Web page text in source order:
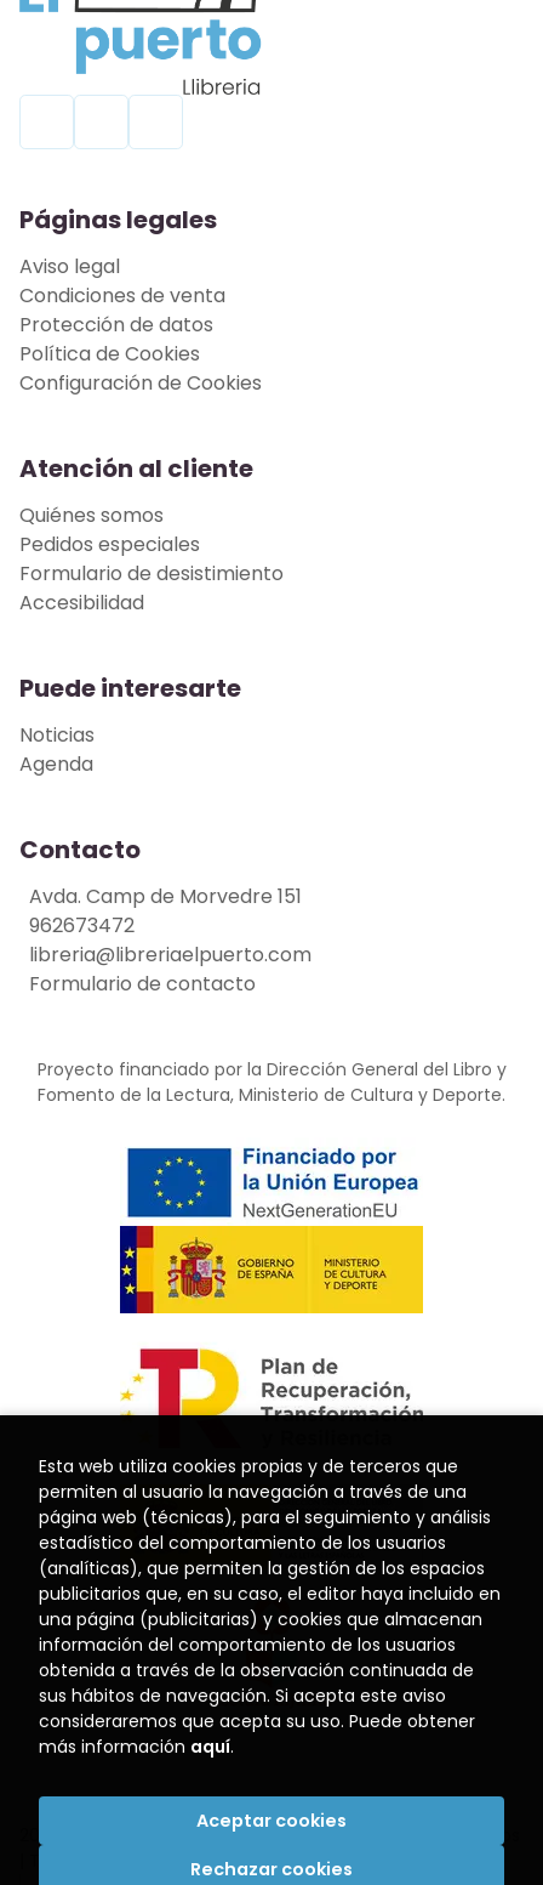
Páginas legales
Aviso legal
Condiciones de venta
Protección de datos
Política de Cookies
Configuración de Cookies
Atención al cliente
Quiénes somos
Pedidos especiales
Formulario de desistimiento
Accesibilidad
Puede interesarte
Noticias
Agenda
Contacto
Avda. Camp de Morvedre 151
962673472
libreria@libreriaelpuerto.com
Formulario de contacto
Proyecto financiado por la Dirección General del Libro y
Fomento de la Lectura, Ministerio de Cultura y Deporte.
Librería El Puerto . Todos los Derechos Reservados
Esta web utiliza cookies propias y de terceros que
permiten al usuario la navegación a través de una
página web (técnicas), para el seguimiento y análisis
estadístico del comportamiento de los usuarios
(analíticas), que permiten la gestión de los espacios
publicitarios que, en su caso, el editor haya incluido en
una página (publicitarias) y cookies que almacenan
información del comportamiento de los usuarios
obtenida a través de la observación continuada de
sus hábitos de navegación. Si acepta este aviso
consideraremos que acepta su uso. Puede obtener
más información aquí.
Rechazar cookies
Aceptar cookies